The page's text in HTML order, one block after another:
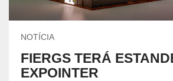
NOTÍCIA
FIERGS TERÁ
EXPOINTER